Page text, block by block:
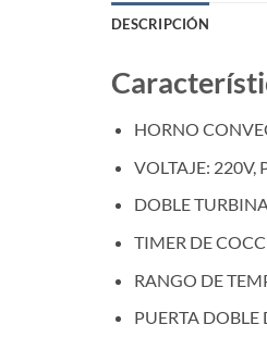
DESCRIPCIÓN
HORNO
VOLTAJE: 220V,
DOBLE
TIMER DE
RANGO DE
PUERTA